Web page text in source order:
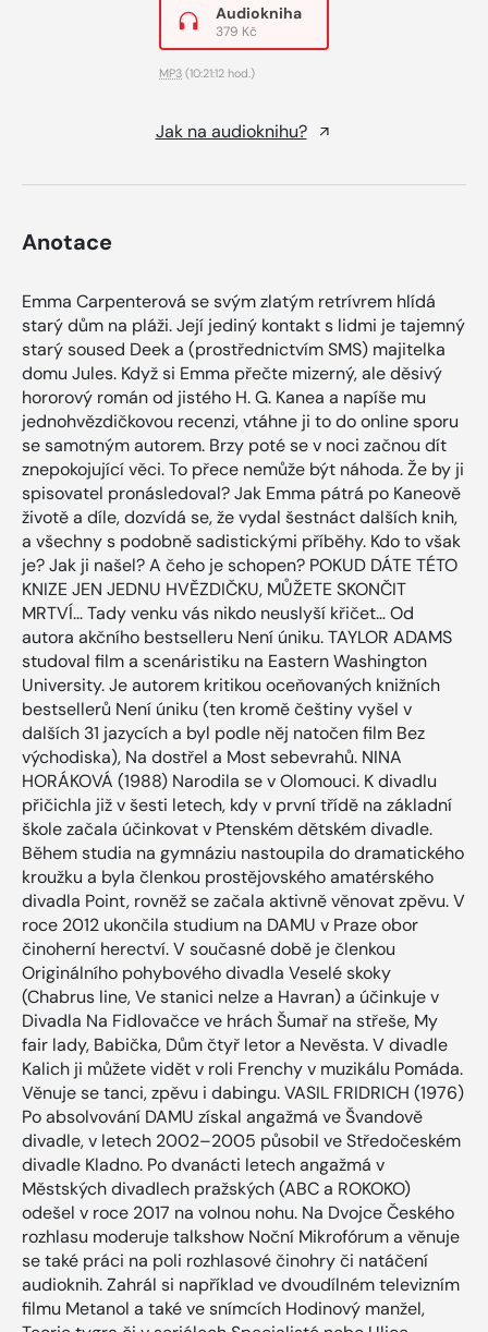
Audiokniha
379 Kč
MP3 (10:21:12 hod.)
Jak na audioknihu?
Anotace
Emma Carpenterová se svým zlatým retrívrem hlídá
starý dům na pláži. Její jediný kontakt s lidmi je tajemný
starý soused Deek a (prostřednictvím SMS) majitelka
domu Jules. Když si Emma přečte mizerný, ale děsivý
hororový román od jistého H. G. Kanea a napíše mu
jednohvězdičkovou recenzi, vtáhne ji to do online sporu
se samotným autorem. Brzy poté se v noci začnou dít
znepokojující věci. To přece nemůže být náhoda. Že by ji
spisovatel pronásledoval? Jak Emma pátrá po Kaneově
životě a díle, dozvídá se, že vydal šestnáct dalších knih,
a všechny s podobně sadistickými příběhy. Kdo to však
je? Jak ji našel? A čeho je schopen? POKUD DÁTE TÉTO
KNIZE JEN JEDNU HVĚZDIČKU, MŮŽETE SKONČIT
MRTVÍ... Tady venku vás nikdo neuslyší křičet… Od
autora akčního bestselleru Není úniku. TAYLOR ADAMS
studoval film a scenáristiku na Eastern Washington
University. Je autorem kritikou oceňovaných knižních
bestsellerů Není úniku (ten kromě češtiny vyšel v
dalších 31 jazycích a byl podle něj natočen film Bez
východiska), Na dostřel a Most sebevrahů. NINA
HORÁKOVÁ (1988) Narodila se v Olomouci. K divadlu
přičichla již v šesti letech, kdy v první třídě na základní
škole začala účinkovat v Ptenském dětském divadle.
Během studia na gymnáziu nastoupila do dramatického
kroužku a byla členkou prostějovského amatérského
divadla Point, rovněž se začala aktivně věnovat zpěvu. V
roce 2012 ukončila studium na DAMU v Praze obor
činoherní herectví. V současné době je členkou
Originálního pohybového divadla Veselé skoky
(Chabrus line, Ve stanici nelze a Havran) a účinkuje v
Divadla Na Fidlovačce ve hrách Šumař na střeše, My
fair lady, Babička, Dům čtyř letor a Nevěsta. V divadle
Kalich ji můžete vidět v roli Frenchy v muzikálu Pomáda.
Věnuje se tanci, zpěvu i dabingu. VASIL FRIDRICH (1976)
Po absolvování DAMU získal angažmá ve Švandově
divadle, v letech 2002–2005 působil ve Středočeském
divadle Kladno. Po dvanácti letech angažmá v
Městských divadlech pražských (ABC a ROKOKO)
odešel v roce 2017 na volnou nohu. Na Dvojce Českého
rozhlasu moderuje talkshow Noční Mikrofórum a věnuje
se také práci na poli rozhlasové činohry či natáčení
audioknih. Zahrál si například ve dvoudílném televizním
filmu Metanol a také ve snímcích Hodinový manžel,